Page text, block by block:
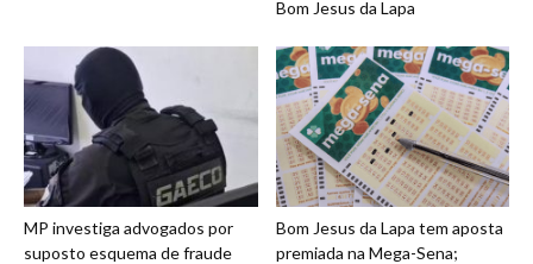
Bom Jesus da Lapa
MP investiga advogados por
suposto esquema de fraude
Bom Jesus da Lapa tem aposta
premiada na Mega-Sena;